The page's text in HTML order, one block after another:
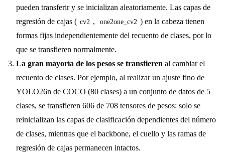
pueden transferir y se inicializan aleatoriamente. Las capas de
regresión de cajas ( cv2 , one2one_cv2 ) en la cabeza tienen
formas fijas independientemente del recuento de clases, por lo
que se transfieren normalmente.
La gran mayoría de los pesos se transfieren al cambiar el
recuento de clases. Por ejemplo, al realizar un ajuste fino de
YOLO26n de COCO (80 clases) a un conjunto de datos de 5
clases, se transfieren 606 de 708 tensores de pesos: solo se
reinicializan las capas de clasificación dependientes del número
de clases, mientras que el backbone, el cuello y las ramas de
regresión de cajas permanecen intactos.